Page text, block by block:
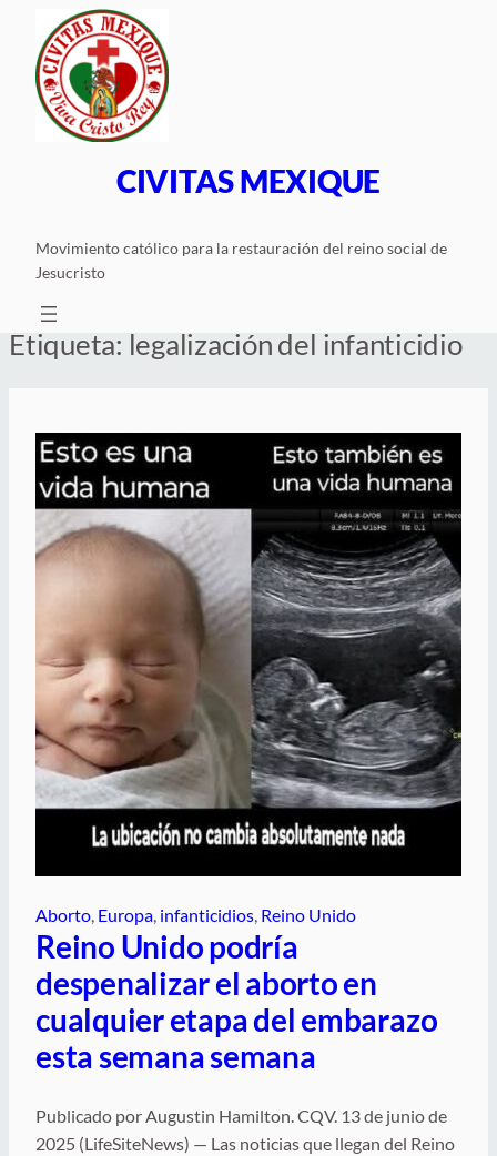
contenido
CIVITAS MEXIQUE
Movimiento católico para la restauración del reino social de
Jesucristo
Etiqueta: legalización del infanticidio
Aborto, Europa, infanticidios, Reino Unido
Reino Unido podría
despenalizar el aborto en
cualquier etapa del embarazo
esta semana semana
Publicado por Augustin Hamilton. CQV. 13 de junio de
2025 (LifeSiteNews) — Las noticias que llegan del Reino